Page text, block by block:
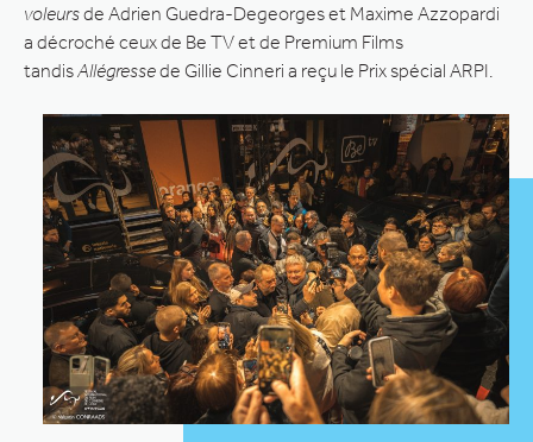
voleursde Adrien Guedra-Degeorges et Maxime Azzopardi
a décroché ceux de Be TV et de Premium Films
tandisAllégressede Gillie Cinneri a reçu le Prix spécial ARPI.